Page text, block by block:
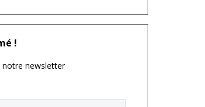
!
notre newsletter